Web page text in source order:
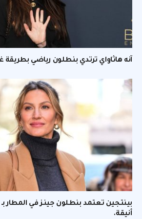
آنه هاثاواي ترتدي بنطلون رياضي بطريقة
أنيقة.